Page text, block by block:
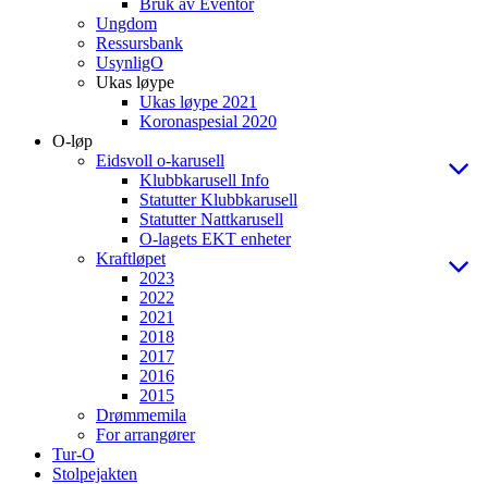
Bruk av Eventor
Ungdom
Ressursbank
UsynligO
Ukas løype
Ukas løype 2021
Koronaspesial 2020
O-løp
Eidsvoll o-karusell
Klubbkarusell Info
Statutter Klubbkarusell
Statutter Nattkarusell
O-lagets EKT enheter
Kraftløpet
2023
2022
2021
2018
2017
2016
2015
Drømmemila
For arrangører
Tur-O
Stolpejakten